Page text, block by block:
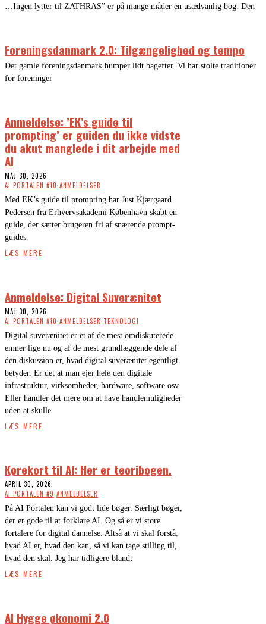
…Ingen lytter til ZATHRAS” er på mange måder en usædvanlig bog. Den
Foreningsdanmark 2.0: Tilgængelighed og tempo
Det gamle foreningsdanmark humper lidt bagefter. Vi har stolte traditioner
for foreninger
Anmeldelse: ’EK’s guide til
prompting’ er guiden du ikke vidste
du akut manglede i dit arbejde med
AI
MAJ 30, 2026
AI PORTALEN #10·ANMELDELSER
Med EK’s guide til prompting har Just Kjærgaard
Pedersen fra Erhvervsakademi København skabt en
guide, der sætter brugeren fri af snærende prompt-
guides.
LÆS MERE
Anmeldelse: Digital Suverænitet
MAJ 30, 2026
AI PORTALEN #10·ANMELDELSER·TEKNOLOGI
Digital suverænitet er et af de mest omdiskuterede
emner lige nu og af de mest grundlæggende dele af
den diskussion er, hvad digital suverænitet egentligt
betyder. Er det at man ejer hele den digitale
infrastruktur, virksomheder, hardware, software osv.
Eller handler det mere om at have handlemuligheder
uden at skulle
LÆS MERE
Kørekort til AI: Her er teoribogen.
APRIL 30, 2026
AI PORTALEN #9·ANMELDELSER
På AI Portalen kan vi godt lide bøger. Særligt bøger,
der er gode til at forklare AI. Og så er vi store
fortalere for digital dannelse. Altså at vi skal forstå,
hvad AI er, hvad den kan, så vi kan tage stilling til,
hvad den skal. Jeg har tidligere blandt
LÆS MERE
AI Hygge økonomi 2.0